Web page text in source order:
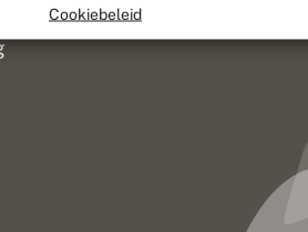
Cookiebeleid
Go2People, ontworpen door